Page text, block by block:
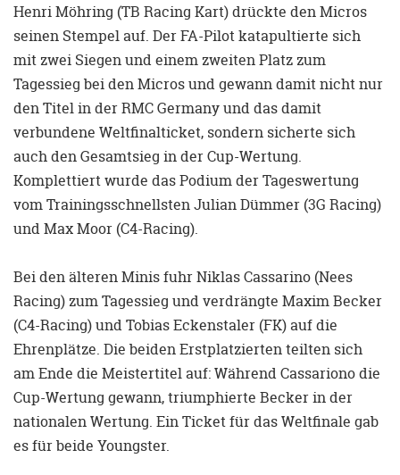
Henri Möhring (TB Racing Kart) drückte den Micros
seinen Stempel auf. Der FA-Pilot katapultierte sich
mit zwei Siegen und einem zweiten Platz zum
Tagessieg bei den Micros und gewann damit nicht nur
den Titel in der RMC Germany und das damit
verbundene Weltfinalticket, sondern sicherte sich
auch den Gesamtsieg in der Cup-Wertung.
Komplettiert wurde das Podium der Tageswertung
vom Trainingsschnellsten Julian Dümmer (3G Racing)
und Max Moor (C4-Racing).
Bei den älteren Minis fuhr Niklas Cassarino (Nees
Racing) zum Tagessieg und verdrängte Maxim Becker
(C4-Racing) und Tobias Eckenstaler (FK) auf die
Ehrenplätze. Die beiden Erstplatzierten teilten sich
am Ende die Meistertitel auf: Während Cassariono die
Cup-Wertung gewann, triumphierte Becker in der
nationalen Wertung. Ein Ticket für das Weltfinale gab
es für beide Youngster.